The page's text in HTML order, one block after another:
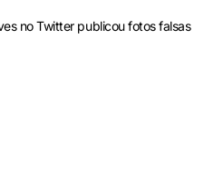
no Twitter publicou fotos falsas